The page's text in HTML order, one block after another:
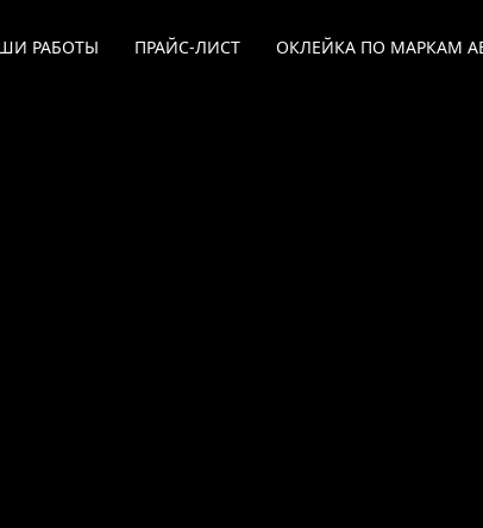
РАБОТЫ ПРАЙС-ЛИСТ ОКЛЕЙКА ПО МАРКАМ